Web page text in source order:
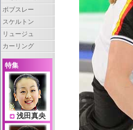
ボブスレー
スケルトン
リュージュ
カーリング
特集
浅田真央